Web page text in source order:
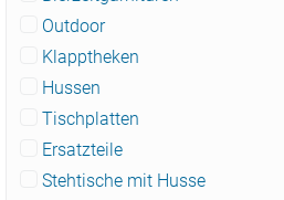
Outdoor
Klapptheken
Hussen
Tischplatten
Ersatzteile
Stehtische mit Husse